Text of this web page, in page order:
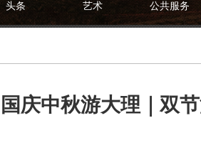
头条 艺术 公共服务
国庆中秋游大理｜双